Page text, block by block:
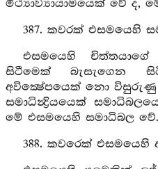
මිථ්‍යාව්‍යායාමයෙක් වේ ද,
387. කවරක් එසමයෙහි
එසමයෙහි
සිටීමෙක් බැසැගෙන
අවික්‍ෂේපයෙක් නො
සමාධින්‍ද්‍රියයෙක්
මේ එසමයෙහි සමාධිබල වේ.
388. කවරෙක්